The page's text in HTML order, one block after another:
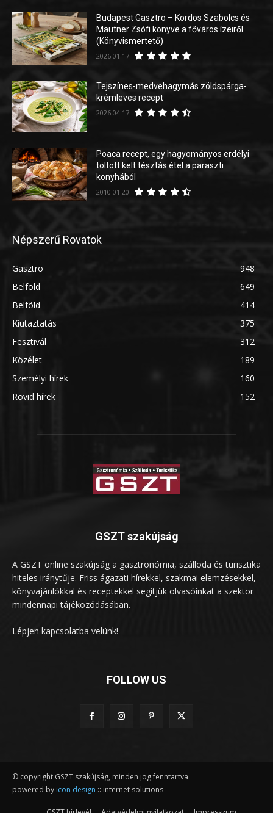
Budapest Gasztro – Kordos Szabolcs és
Mautner Zsófi könyve a főváros ízeiről
(Könyvismertető)
2026.01.17.
Tejszínes-medvehagymás zöldspárga-
krémleves recept
2026.04.17.
Poaca recept, egy hagyományos erdélyi
töltött kelt tésztás étel a paraszti
konyhából
2010.01.20.
Népszerű Rovatok
Gasztro
948
Belföld
649
Belföld
414
Kiutaztatás
375
Fesztivál
312
Közélet
189
Személyi hírek
160
Rövid hírek
152
GSZT szakújság
A GSZT online szakújság a gasztronómia, szálloda és turisztika
hiteles iránytűje. Friss ágazati hírekkel, szakmai elemzésekkel,
könyvajánlókkal és receptekkel segítjük olvasóinkat a szektor
mindennapi tájékozódásában.
Lépjen kapcsolatba velünk!
FOLLOW US
© copyright GSZT szakújság, minden jog fenntartva
powered by icon design :: internet solutions